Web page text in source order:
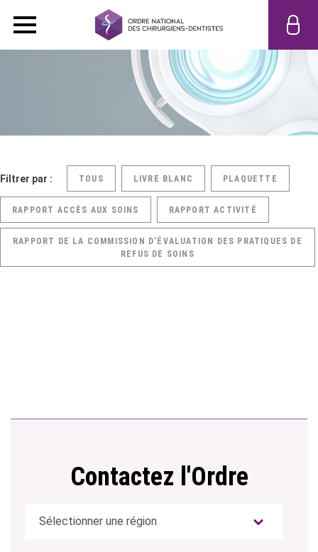
Filtrer par : TOUS LIVRE BLANC PLAQUETTE
RAPPORT ACCÈS AUX SOINS RAPPORT ACTIVITÉ
RAPPORT DE LA COMMISSION D’ÉVALUATION DES PRATIQUES DE
REFUS DE SOINS
Contactez l'Ordre